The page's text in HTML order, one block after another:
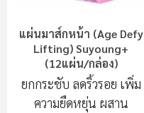
แผ่นมาส์กหน้า (Age Defy
Lifting) Suyoung+
(12แผ่น/กล่อง)
ยกกระชับ ลดริ้วรอย เพิ่ม
ความยืดหยุ่น ผสาน